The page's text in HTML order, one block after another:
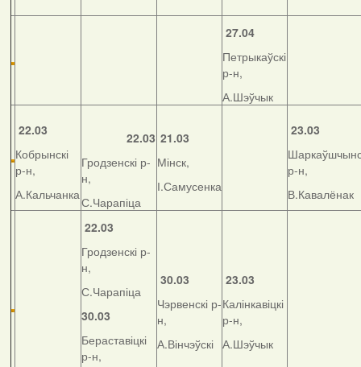
27.04
Петрыкаўскі
р-н,
А.Шэўчык
22.03
Кобрынскі
р-н,
А.Кальчанка
22.03
Гродзенскі р-
н,
С.Чарапіца
21.03
Мінск,
І.Самусенка
23.03
р-н,
В.Кавалёнак
22.03
Гродзенскі р-
н,
С.Чарапіца
30.03
Бераставіцкі
р-н,
30.03
Чэрвенскі р-
н,
А.Вінчэўскі
23.03
Калінкавіцкі
р-н,
А.Шэўчык